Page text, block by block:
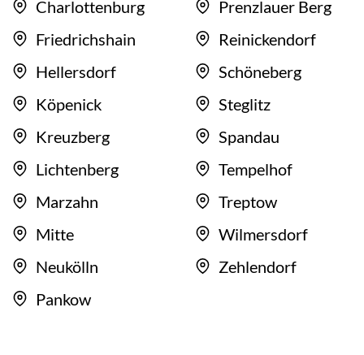
Charlottenburg
Friedrichshain
Hellersdorf
Köpenick
Kreuzberg
Lichtenberg
Marzahn
Mitte
Neukölln
Pankow
Prenzlauer Berg
Reinickendorf
Schöneberg
Steglitz
Spandau
Tempelhof
Treptow
Wilmersdorf
Zehlendorf